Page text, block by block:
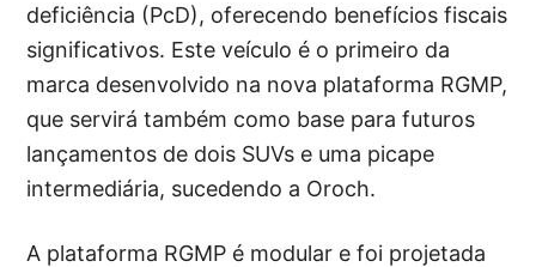
deficiência (PcD), oferecendo benefícios fiscais
significativos. Este veículo é o primeiro da
marca desenvolvido na nova plataforma RGMP,
que servirá também como base para futuros
lançamentos de dois SUVs e uma picape
intermediária, sucedendo a Oroch.
A plataforma RGMP é modular e foi projetada